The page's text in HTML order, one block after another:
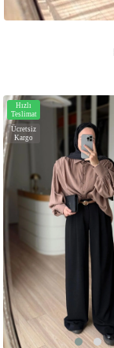
Ücretsiz
Kargo
Hızlı
Teslimat